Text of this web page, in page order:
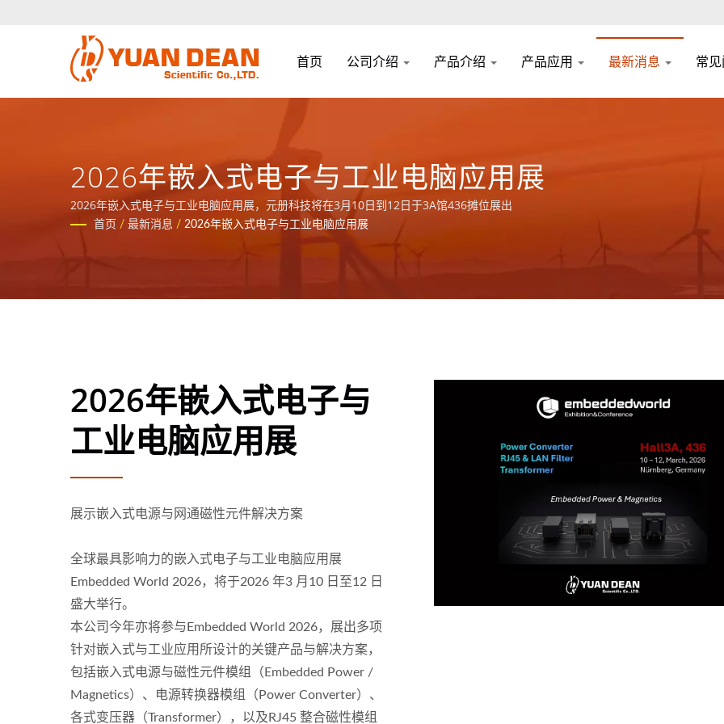
首页 公司介绍 产品介绍 产品应用 最新消息 常
2026年嵌入式电子与工业电脑应用展
2026年嵌入式电子与工业电脑应用展，元册科技将在3月10日到12日于3A馆436摊位展出
首页 / 最新消息 / 2026年嵌入式电子与工业电脑应用展
2026年嵌入式电子与
工业电脑应用展
展示嵌入式电源与网通磁性元件解决方案
全球最具影响力的嵌入式电子与工业电脑应用展
Embedded World 2026，将于2026 年3 月10 日至12 日
盛大举行。
本公司今年亦将参与Embedded World 2026，展出多项
针对嵌入式与工业应用所设计的关键产品与解决方案，
包括嵌入式电源与磁性元件模组（Embedded Power /
Magnetics）、电源转换器模组（Power Converter）、
各式变压器（Transformer），以及RJ45 整合磁性模组
75瓦半砖电源转换器 20瓦4:1电源转换器